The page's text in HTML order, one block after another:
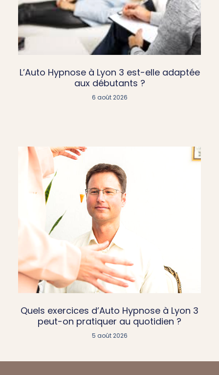
L’Auto Hypnose à Lyon 3 est-elle adaptée
aux débutants ?
6 août 2026
Quels exercices d’Auto Hypnose à Lyon 3
peut-on pratiquer au quotidien ?
5 août 2026